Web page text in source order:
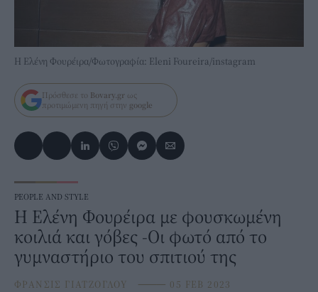
H Ελένη Φουρέιρα/Φωτογραφία: Eleni Foureira/instagram
Πρόσθεσε το Bovary.gr ως
προτιμώμενη πηγή στην google
PEOPLE AND STYLE
H Ελένη Φουρέιρα με φουσκωμένη
κοιλιά και γόβες -Οι φωτό από το
γυμναστήριο του σπιτιού της
ΦΡΑΝΣΙΣ ΓΙΑΤΖΟΓΛΟΥ ⸻ 05 FEB 2023